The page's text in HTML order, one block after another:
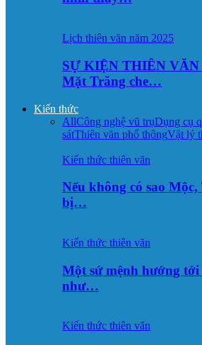
Lịch thiên văn năm 2025
SỰ KIỆN THIÊN VĂN
Mặt Trăng che…
Kiến thức
AllCông nghệ vũ trụDụng cụ
sátThiên văn phổ thôngVật lý
Kiến thức thiên văn
Nếu không có sao
bị…
Kiến thức thiên văn
Một sứ mệnh hướng tới
như…
Kiến thức thiên văn